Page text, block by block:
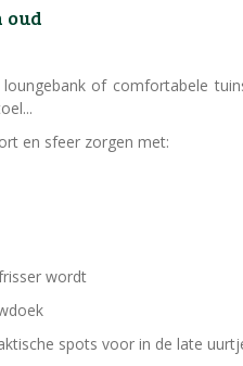
oud
of comfortabele
en sfeer zorgen met:
wordt
spots voor in de late